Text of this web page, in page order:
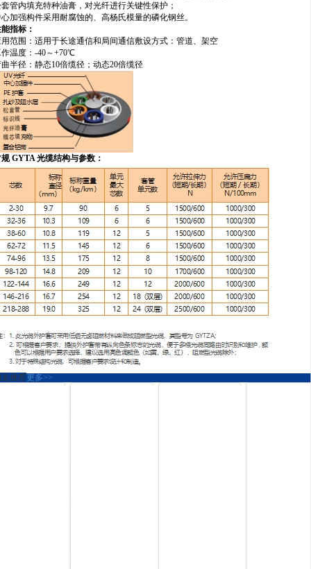
管内填充特种油膏，对光纤进行关键性保护；
加强构件采用耐腐蚀的、高杨氏模量的磷化钢丝。
指标：
范围：适用于长途通信和局间通信敷设方式：管道、架空
温度：-40～+70℃
半径：静态10倍缆径；动态20倍缆径
GYTA 光缆结构与参数：
推荐更多>>